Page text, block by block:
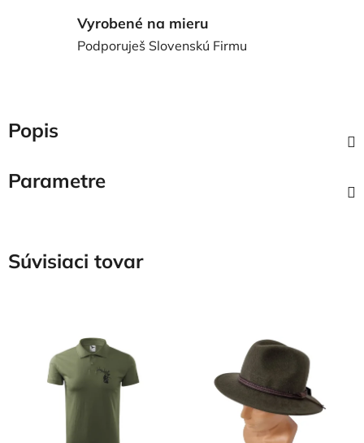
Vyrobené na mieru
Podporuješ Slovenskú Firmu
Popis
Parametre
Súvisiaci tovar